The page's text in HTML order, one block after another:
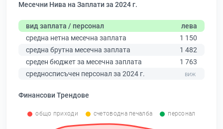
Месечни Нива на Заплати за 2024 г.
вид заплата / персонал
лева
средна нетна месечна заплата
1 150
средна брутна месечна заплата
1 482
среден бюджет за месечна заплата
1 763
средносписъчен персонал за 2024 г.
Финансови Трендове
общо приходи счетоводна печалба персонал